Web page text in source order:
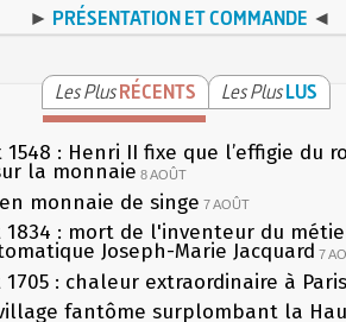
► PRÉSENTATION ET COMMANDE ◄
Les PlusRÉCENTS Les PlusLUS
1548 : Henri II fixe que l’effigie du
la monnaie 8 AOÛT
monnaie de singe 7 AOÛT
1834 : mort de l'inventeur du
Joseph-Marie Jacquard 7
1705 : chaleur extraordinaire à Paris
fantôme surplombant la